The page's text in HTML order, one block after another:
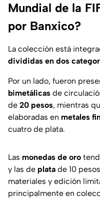
Mundial de la
por Banxico?
La colección está
divididas en dos
Por un lado, fueron
bimetálicas de
de 20 pesos, mientras
elaboradas en metales
cuatro de plata.
Las monedas de oro
y las de plata de 10
materiales y edición
principalmente en